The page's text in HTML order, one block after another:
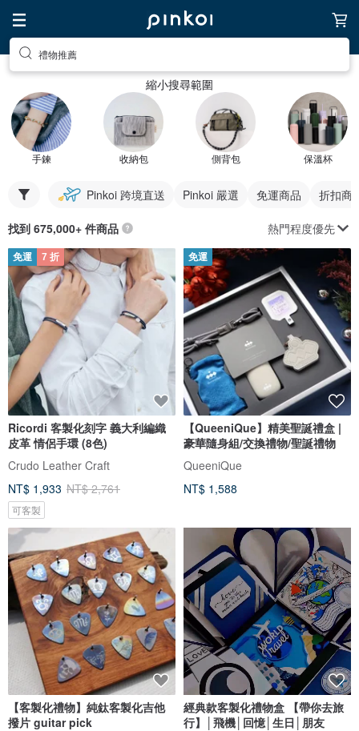
禮物推薦
縮小搜尋範圍
手鍊 收納包 側背包 保溫杯
Pinkoi 跨境直送 Pinkoi 嚴選 免運商品 折扣商
找到 675,000+ 件商品 熱門程度優先
免運 7 折
Ricordi 客製化刻字 義大利編織
皮革 情侶手環 (8色)
Crudo Leather Craft
NT$ 1,933 NT$ 2,761
可客製
免運
【QueeniQue】精美聖誕禮盒 |
豪華隨身組/交換禮物/聖誕禮物
QueeniQue
NT$ 1,588
【客製化禮物】純鈦客製化吉他
撥片 guitar pick
經典款客製化禮物盒 【帶你去旅
行】│飛機│回憶│生日│朋友